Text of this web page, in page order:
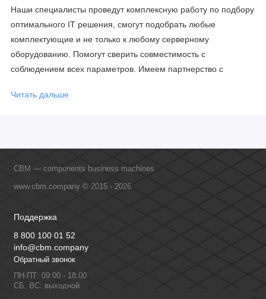
Наши специалисты проведут комплексную работу по подбору
оптимального IT решения, смогут подобрать любые
комплектующие и не только к любому серверному
оборудованию. Помогут сверить совместимость с
соблюдением всех параметров. Имеем партнерство с
обучение сотрудников, что позволяет исключить ошибки даже
Читать дальше
CBM — components business machines
www.cbm.company © 2015 - 2026
Поддержка
8 800 100 01 52
info@cbm.company
Обратный звонок
ПН-ПТ: 09:00 - 18:00
СБ, ВС: выходной